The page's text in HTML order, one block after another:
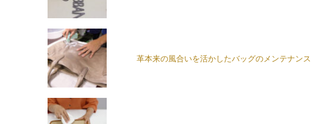
革本来の風合いを活かしたバッグのメンテナンス